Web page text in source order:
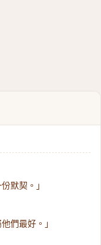
默契。」
們最好。」